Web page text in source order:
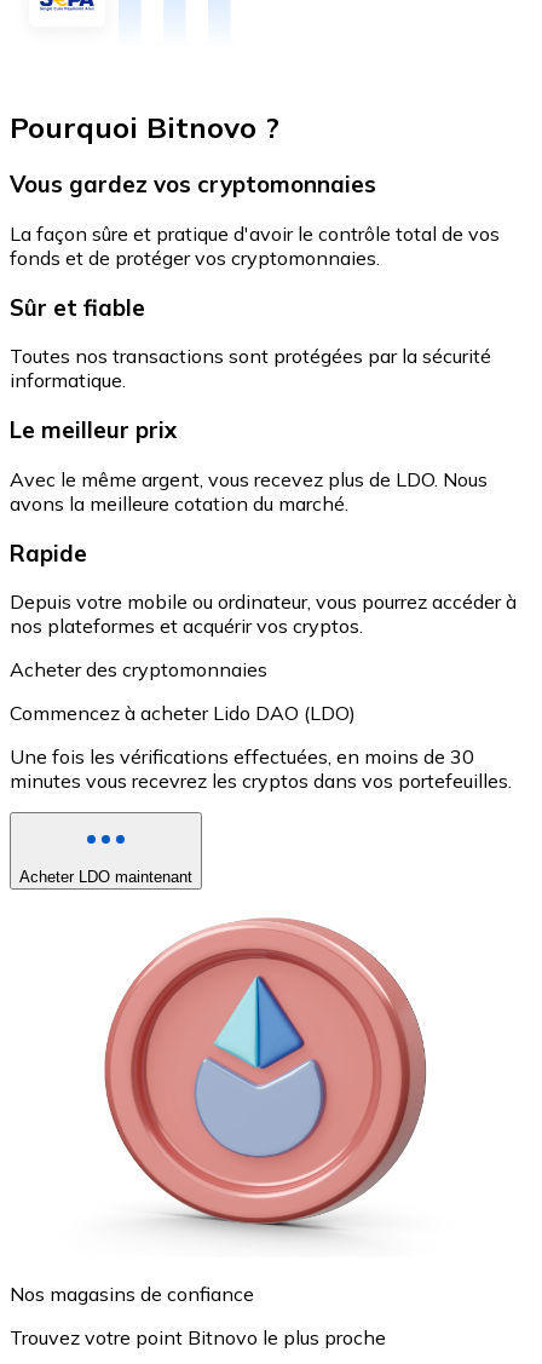
Pourquoi Bitnovo ?
Vous gardez vos cryptomonnaies
La façon sûre et pratique d'avoir le contrôle total de vos
fonds et de protéger vos cryptomonnaies.
Sûr et fiable
Toutes nos transactions sont protégées par la sécurité
informatique.
Le meilleur prix
Avec le même argent, vous recevez plus de LDO. Nous
avons la meilleure cotation du marché.
Rapide
Depuis votre mobile ou ordinateur, vous pourrez accéder à
nos plateformes et acquérir vos cryptos.
Acheter des cryptomonnaies
Commencez à acheter Lido DAO (LDO)
Une fois les vérifications effectuées, en moins de 30
minutes vous recevrez les cryptos dans vos portefeuilles.
Acheter LDO maintenant
Nos magasins de confiance
Trouvez votre point Bitnovo le plus proche